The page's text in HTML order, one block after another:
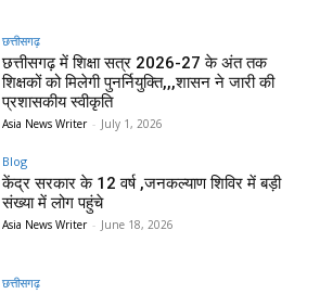
छत्तीसगढ़
छत्तीसगढ़ में शिक्षा सत्र 2026-27 के अंत तक
शिक्षकों को मिलेगी पुनर्नियुक्ति,,,शासन ने जारी की
प्रशासकीय स्वीकृति
Asia News Writer - July 1, 2026
Blog
केंद्र सरकार के 12 वर्ष ,जनकल्याण शिविर में बड़ी
संख्या में लोग पहुंचे
Asia News Writer - June 18, 2026
छत्तीसगढ़